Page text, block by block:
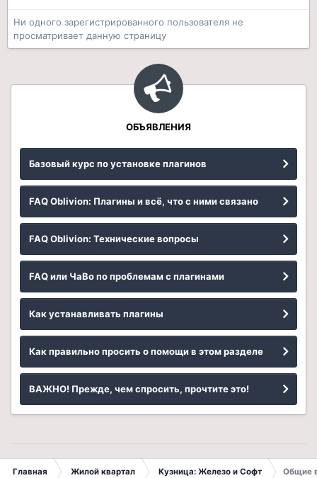
Ни одного зарегистрированного пользователя не
просматривает данную страницу
ОБЪЯВЛЕНИЯ
Базовый курс по установке плагинов
FAQ Oblivion: Плагины и всё, что с ними связано
FAQ Oblivion: Технические вопросы
FAQ или ЧаВо по проблемам с плагинами
Как устанавливать плагины
Как правильно просить о помощи в этом разделе
ВАЖНО! Прежде, чем спросить, прочтите это!
Главная Жилой квартал Кузница: Железо и Софт Общие